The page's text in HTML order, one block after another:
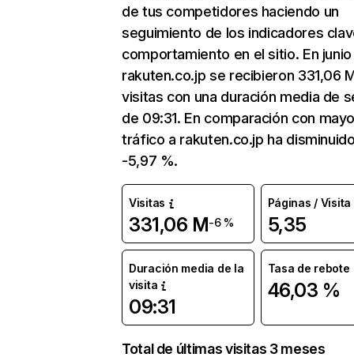
de tus competidores haciendo un
seguimiento de los indicadores
comportamiento en el sitio. En junio
rakuten.co.jp se recibieron 331,06
visitas con una duración media de
de 09:31. En comparación con
tráfico a rakuten.co.jp ha
-5,97 %.
Visitas
331,06 M-6 %
Páginas / Visita
5,35
Duración media de la
visita
09:31
Tasa de rebote
46,03 %
Total de últimas visitas 3 meses